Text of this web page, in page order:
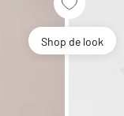
Shop de look